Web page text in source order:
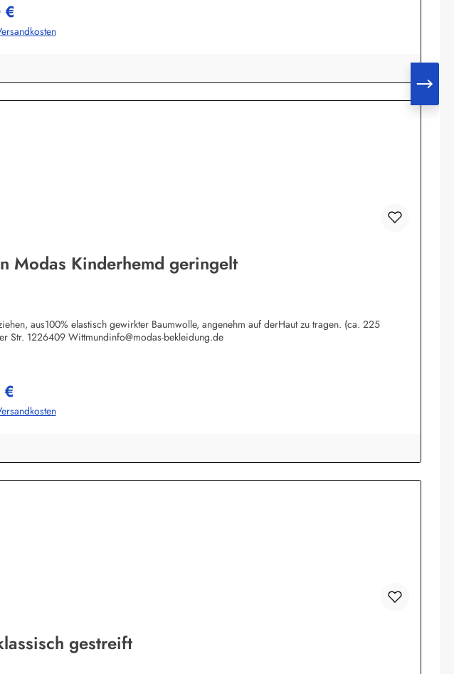
€
Modas Kinderhemd geringelt
aus100% elastisch gewirkter Baumwolle, angenehm auf derHaut zu tragen. (ca. 225
Str. 1226409 Wittmundinfo@modas-bekleidung.de
€
gestreift